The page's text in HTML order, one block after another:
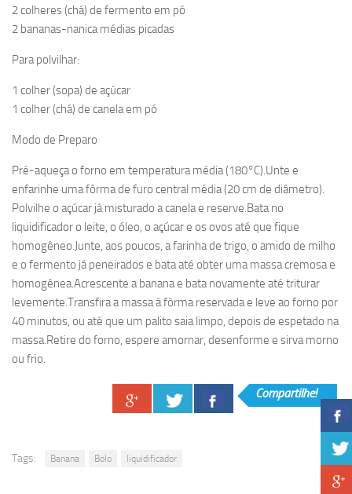
2 colheres (chá) de fermento em pó
2 bananas-nanica médias picadas
Para polvilhar:
1 colher (sopa) de açúcar
1 colher (chá) de canela em pó
Modo de Preparo
Pré-aqueça o forno em temperatura média (180°C).Unte e
enfarinhe uma fôrma de furo central média (20 cm de diâmetro).
Polvilhe o açúcar já misturado a canela e reserve.Bata no
liquidificador o leite, o óleo, o açúcar e os ovos até que fique
homogêneo.Junte, aos poucos, a farinha de trigo, o amido de milho
e o fermento já peneirados e bata até obter uma massa cremosa e
homogênea.Acrescente a banana e bata novamente até triturar
levemente.Transfira a massa à fôrma reservada e leve ao forno por
40 minutos, ou até que um palito saia limpo, depois de espetado na
massa.Retire do forno, espere amornar, desenforme e sirva morno
ou frio.
Compartilhe!
Tags: Banana Bolo liquidificador